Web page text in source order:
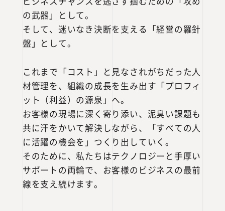
の武器」として。
そして、迷いなき決断を支える「経営の羅針
盤」として。
これまで「コスト」と見なされがちだった人
材管理を、組織の成長を生み出す「プロフィ
ット（利益）の源泉」へ。
お客様の現場に深く寄り添い、泥臭い課題も
共に汗をかいて解決しながら、「すべての人
に活躍の機会を」つくり出していく。
そのために、私たちはテクノロジーと手厚い
サポートの両輪で、お客様のビジネスの最前
線を支え続けます。